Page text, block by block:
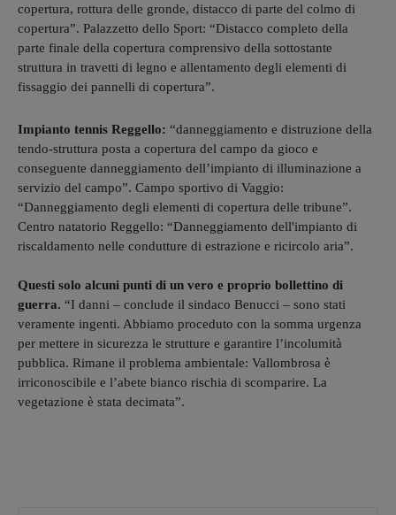
copertura, rottura delle gronde, distacco di parte del colmo di
copertura”. Palazzetto dello Sport: “Distacco completo della
parte finale della copertura comprensivo della sottostante
struttura in travetti di legno e allentamento degli elementi di
fissaggio dei pannelli di copertura”.
Impianto tennis Reggello: “danneggiamento e distruzione della
tendo-struttura posta a copertura del campo da gioco e
conseguente danneggiamento dell’impianto di illuminazione a
servizio del campo”. Campo sportivo di Vaggio:
“Danneggiamento degli elementi di copertura delle tribune”.
Centro natatorio Reggello: “Danneggiamento dell'impianto di
riscaldamento nelle condutture di estrazione e ricircolo aria”.
Questi solo alcuni punti di un vero e proprio bollettino di
guerra. “I danni – conclude il sindaco Benucci – sono stati
veramente ingenti. Abbiamo proceduto con la somma urgenza
per mettere in sicurezza le strutture e garantire l’incolumità
pubblica. Rimane il problema ambientale: Vallombrosa è
irriconoscibile e l’abete bianco rischia di scomparire. La
vegetazione è stata decimata”.